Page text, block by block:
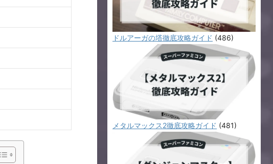
ドルアーガの塔徹底攻略ガイド (486)
メタルマックス2徹底攻略ガイド (481)